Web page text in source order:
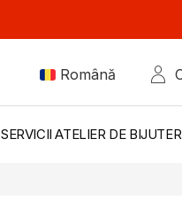
Română
SERVICII ATELIER DE